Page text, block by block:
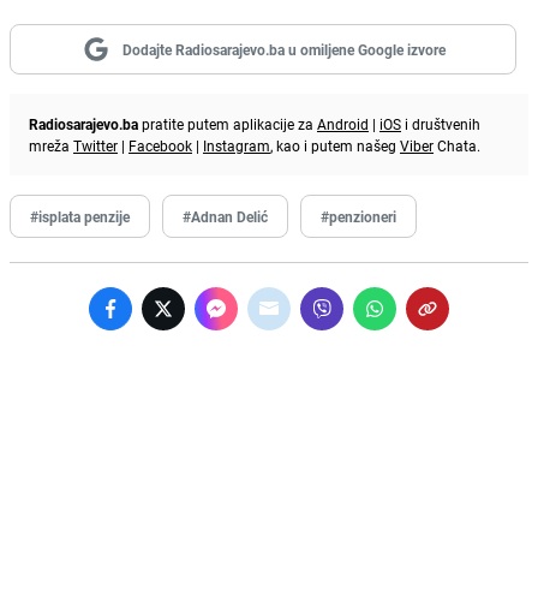
Dodajte Radiosarajevo.ba u omiljene Google izvore
Radiosarajevo.bapratite putem aplikacije za Android | iOS i društvenih
mreža Twitter | Facebook | Instagram, kao i putem našeg ViberChata.
#isplata penzije #Adnan Delić #penzioneri